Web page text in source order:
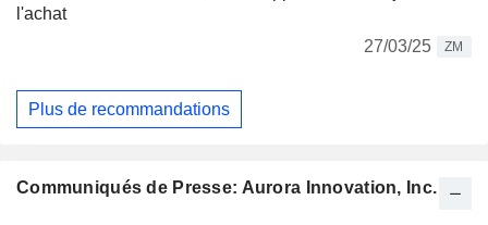
l'achat
27/03/25
ZM
Plus de recommandations
Communiqués de Presse: Aurora Innovation, Inc.